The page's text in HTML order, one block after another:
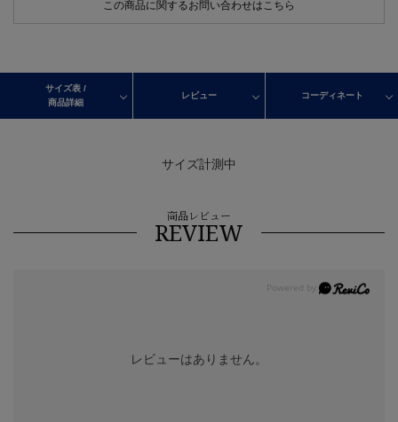
この商品に関するお問い合わせはこちら
サイズ表 /
商品詳細
レビュー コーディネート
サイズ計測中
商品レビュー
REVIEW
レビューはありません。